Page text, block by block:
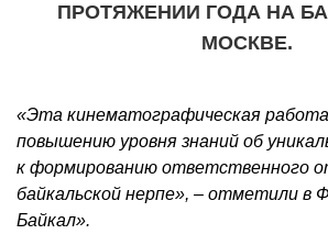
ПРОТЯЖЕНИИ ГОДА НА
МОСКВЕ.
«Эта кинематографическая
повышению уровня знаний об
к формированию ответственного
байкальской нерпе», – отметили в
Байкал».